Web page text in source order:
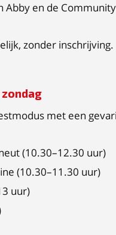
Abby en de
zonder inschrijving.
met een
(10.30–12.30 uur)
(10.30–11.30 uur)
uur)